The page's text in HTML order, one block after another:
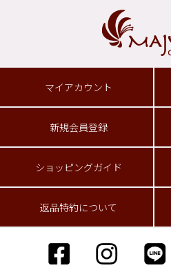
マイアカウント
新規会員登録
ショッピングガイド
返品特約について